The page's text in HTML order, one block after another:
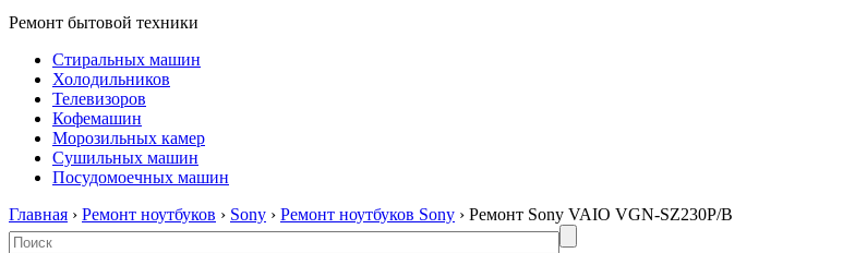
Ремонт бытовой техники
Стиральных машин
Холодильников
Телевизоров
Кофемашин
Морозильных камер
Сушильных машин
Посудомоечных машин
Главная › Ремонт ноутбуков › Sony › Ремонт ноутбуков Sony › Ремонт Sony VAIO VGN-SZ230P/B